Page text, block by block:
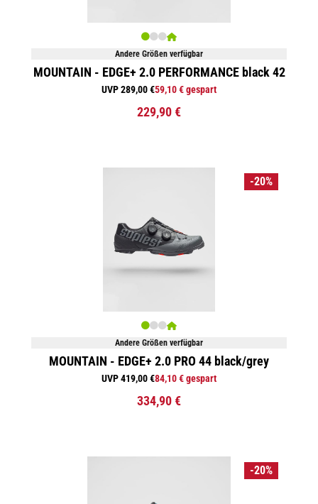
Andere Größen verfügbar
MOUNTAIN - EDGE+ 2.0 PERFORMANCE black 42
UVP 289,00 €59,10 € gespart
229,90 €
-20%
Andere Größen verfügbar
MOUNTAIN - EDGE+ 2.0 PRO 44 black/grey
UVP 419,00 €84,10 € gespart
334,90 €
-20%